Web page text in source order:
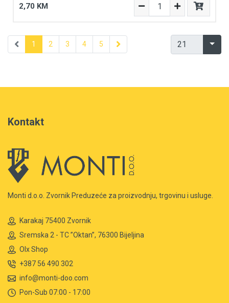
2,70 KM
1 2 3 4 5
Kontakt
Monti d.o.o. Zvornik Preduzeće za proizvodnju, trgovinu i usluge.
Karakaj 75400 Zvornik
Sremska 2 - TC ”Oktan”, 76300 Bijeljina
Olx Shop
+387 56 490 302
info@monti-doo.com
Pon-Sub 07:00 - 17:00